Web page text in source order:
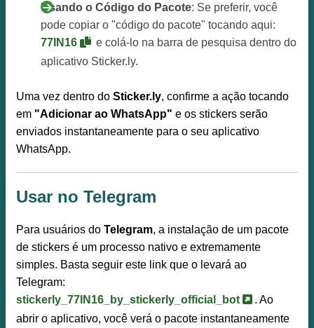
Usando o Código do Pacote: Se preferir, você
pode copiar o "código do pacote" tocando aqui:
77IN16
e colá-lo na barra de pesquisa dentro do
aplicativo Sticker.ly.
Uma vez dentro do Sticker.ly, confirme a ação tocando
em "Adicionar ao WhatsApp" e os stickers serão
enviados instantaneamente para o seu aplicativo
WhatsApp.
Usar no Telegram
Para usuários do Telegram, a instalação de um pacote
de stickers é um processo nativo e extremamente
simples. Basta seguir este link que o levará ao
Telegram:
stickerly_77IN16_by_stickerly_official_bot
. Ao
abrir o aplicativo, você verá o pacote instantaneamente